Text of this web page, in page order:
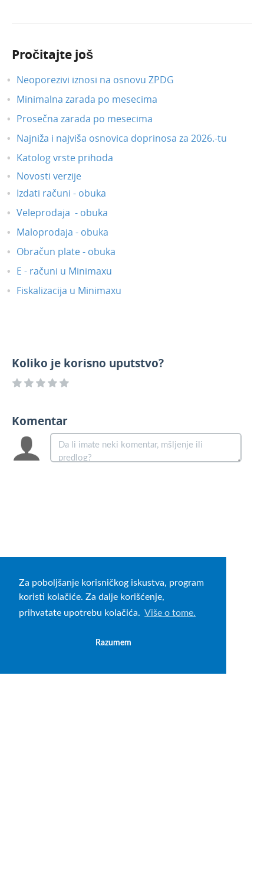
Za poboljšanje korisničkog iskustva, program
koristi kolačiće. Za dalje korišćenje,
prihvatate upotrebu kolačića. Više o tome.
Razumem
Pročitajte još
Neoporezivi iznosi na osnovu ZPDG
Minimalna zarada po mesecima
Prosečna zarada po mesecima
Najniža i najviša osnovica doprinosa za 2026.-tu
Katolog vrste prihoda
Novosti verzije
Izdati računi - obuka
Veleprodaja - obuka
Maloprodaja - obuka
Obračun plate - obuka
E - računi u Minimaxu
Fiskalizacija u Minimaxu
Koliko je korisno uputstvo?
Komentar